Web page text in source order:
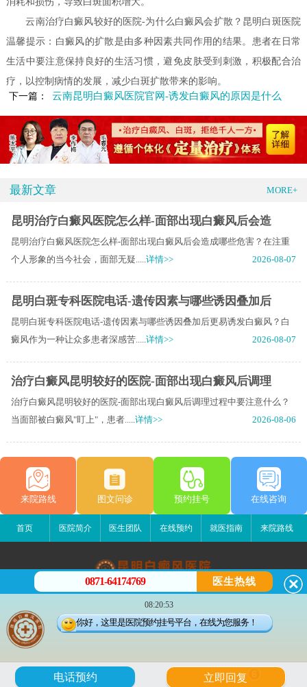
云南治疗白癜风较好的医院-为什么白癜风会扩散？昆明白斑医院
温馨提示：白癜风的扩散是由多种因素共同作用的结果。患者在日常
生活中要注意保持良好的生活习惯，避免皮肤受到刺激，积极配合治
疗，以控制病情的发展，减少白斑扩散带来的影响。
下一篇：
云南昆明白癜风医院官网-诱发白癜风的原因是什么
最新文章 MORE+
昆明治疗白癜风医院怎么样-面部出现白癜风后会造
昆明治疗白癜风医院怎么样-面部出现白癜风后会造成哪些危害？在注重
个人形象的当今社会，面部无疑.....详情>> 2026-08-07
昆明白斑专科医院电话-遗传因素与哪些诱因叠加后
昆明白斑专科医院电话-遗传因素与哪些诱因叠加后更易诱发白癜风？白
癜风作为一种让众多患者深感苦.....详情>> 2026-08-07
治疗白癜风昆明较好的医院-面部出现白癜风后调理
治疗白癜风昆明较好的医院-面部出现白癜风后调理过程中要注意什么？
当面部被白癜风"盯上"，患者.....详情>> 2026-08-06
来院路线 图文问诊 预约挂号 在线咨询
首页 医院简介 医生团队 在线预约 就医指南 来院路线
昆明白癜风医院
昆明市五华区护国路2号
版权所有：昆明白癜风医院
滇公安备 53010202000563号
0871-64174769 医生热线
08:20:53
你好，这里是医院预约挂号平台，在线为您服务！
电话预约 立即回复